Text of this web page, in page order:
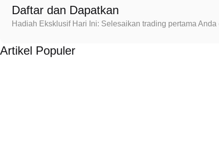
Daftar dan Dapatkan
Hadiah Eksklusif Hari Ini: Selesaikan trading pertama
Artikel Populer